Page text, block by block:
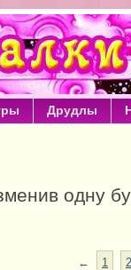
Друдлы
одну
← 1 2